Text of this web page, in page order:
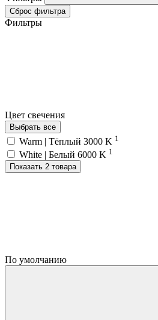
Сброс фильтра
Фильтры
Цвет свечения
Выбрать все
Warm | Тёплый 3000 K 1
White | Белый 6000 K 1
Показать 2 товара
По умолчанию